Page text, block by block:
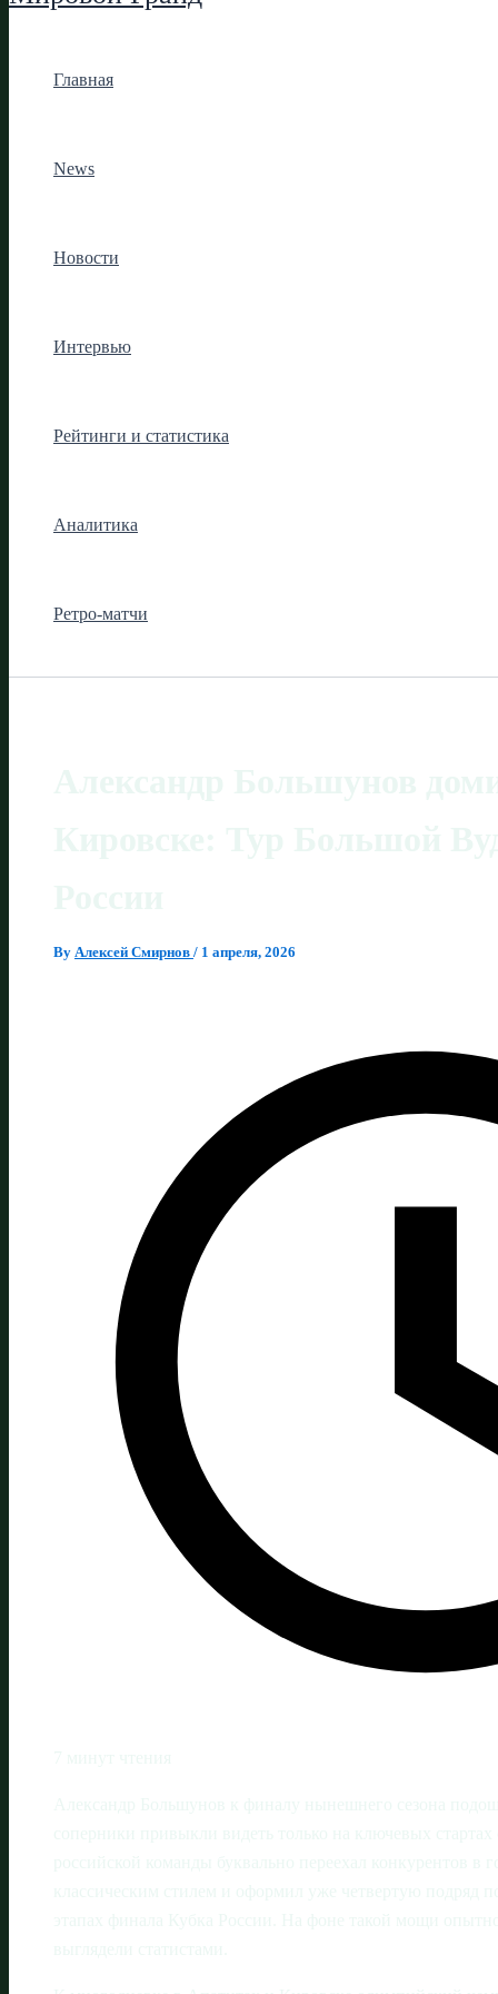
Главная
News
Новости
Интервью
Рейтинги и статистика
Аналитика
Ретро-матчи
By Алексей Смирнов / 1 апреля, 2026